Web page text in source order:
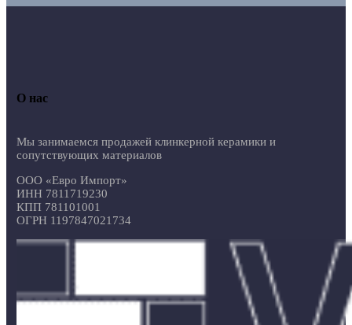
О нас
Мы занимаемся продажей клинкерной керамики и
сопутствующих материалов
ООО «Евро Импорт»
ИНН 7811719230
КПП 781101001
ОГРН 1197847021734